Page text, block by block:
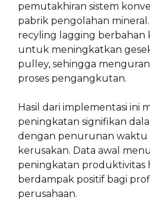
pemutakhiran sistem
pabrik pengolahan
recyling lagging berbahan
untuk meningkatkan
pulley, sehingga
proses pengangkutan.
Hasil dari implementasi ini
peningkatan signifikan
dengan penurunan waktu
kerusakan. Data awal
peningkatan produktivitas
berdampak positif bagi
perusahaan.